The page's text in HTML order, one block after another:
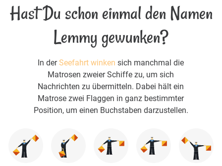
Hast Du schon einmal den Namen
Lemmy gewunken?
In derSeefahrt winken sich manchmal die
Matrosen zweier Schiffe zu, um sich
Nachrichten zu übermitteln. Dabei hält ein
Matrose zwei Flaggen in ganz bestimmter
Position, um einen Buchstaben darzustellen.